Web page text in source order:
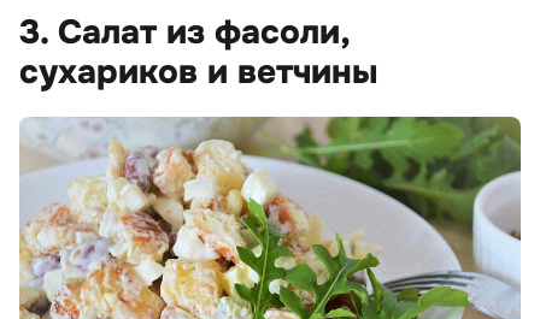
3. Салат из фасоли,
сухариков и ветчины